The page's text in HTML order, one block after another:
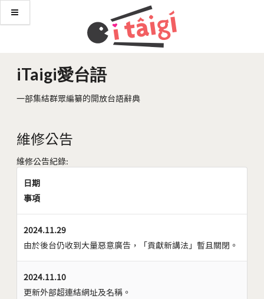
iTaigi愛台語
一部集結群眾編纂的開放台語辭典
維修公告
維修公告紀錄:
日期
事項
2024.11.29
由於後台仍收到大量惡意廣告，「貢獻新講法」暫且關閉。
2024.11.10
更新外部超連結網址及名稱。